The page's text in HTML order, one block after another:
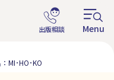
MI･HO･KO